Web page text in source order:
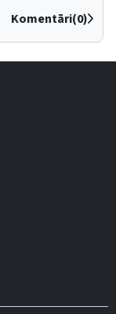
Komentāri(0)